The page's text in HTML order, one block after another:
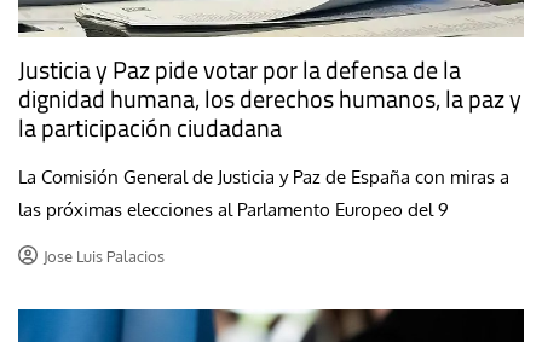
Justicia y Paz pide votar por la defensa de la
dignidad humana, los derechos humanos, la paz y
la participación ciudadana
La Comisión General de Justicia y Paz de España con miras a
las próximas elecciones al Parlamento Europeo del 9
Jose Luis Palacios